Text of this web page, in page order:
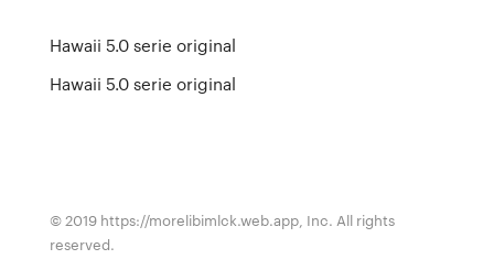
Hawaii 5.0 serie original
Hawaii 5.0 serie original
© 2019 https://morelibimlck.web.app, Inc. All rights
reserved.